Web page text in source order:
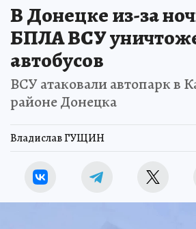
В Донецке из-за
БПЛА ВСУ
автобусов
ВСУ атаковали автопарк в
районе Донецка
Владислав ГУЩИН